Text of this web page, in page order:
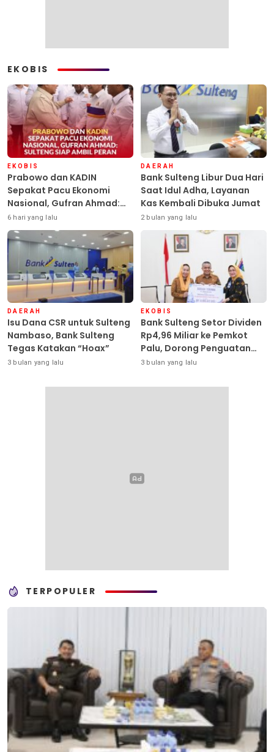
EKOBIS
EKOBIS
Prabowo dan KADIN
Sepakat Pacu Ekonomi
Nasional, Gufran Ahmad:
Sulteng Siap Ambil Peran
6 hari yang lalu
DAERAH
Bank Sulteng Libur Dua Hari
Saat Idul Adha, Layanan
Kas Kembali Dibuka Jumat
2 bulan yang lalu
DAERAH
Isu Dana CSR untuk Sulteng
Nambaso, Bank Sulteng
Tegas Katakan “Hoax”
3 bulan yang lalu
EKOBIS
Bank Sulteng Setor Dividen
Rp4,96 Miliar ke Pemkot
Palu, Dorong Penguatan
PAD
3 bulan yang lalu
TERPOPULER